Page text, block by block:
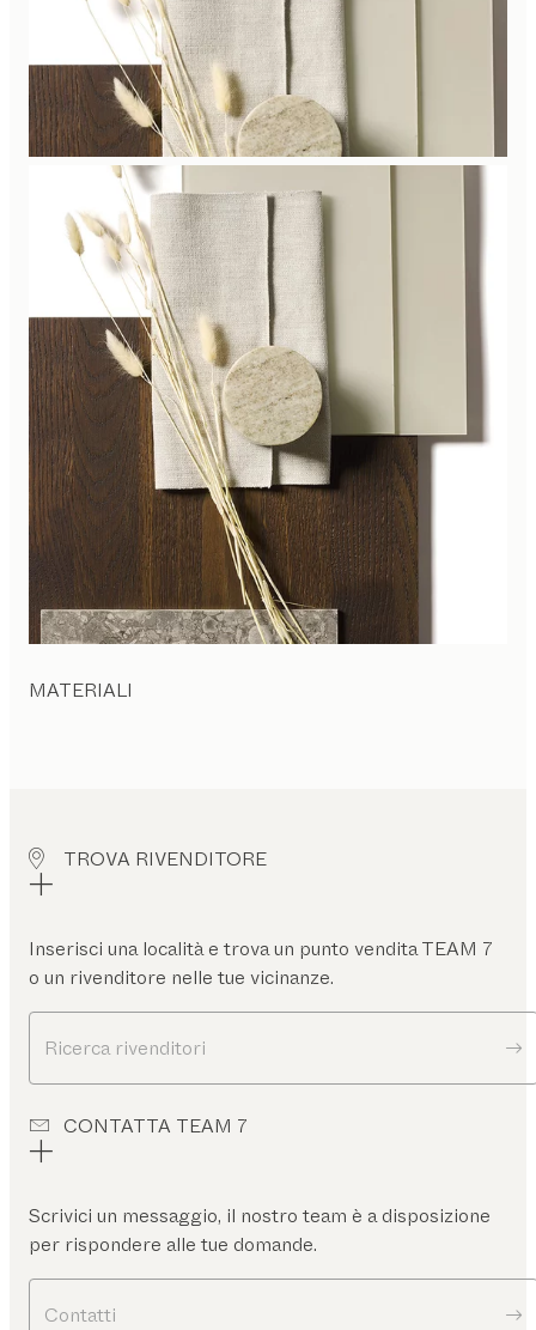
MATERIALI
TROVA RIVENDITORE
Inserisci una località e trova un punto vendita TEAM 7
o un rivenditore nelle tue vicinanze.
Ricerca rivenditori
CONTATTA TEAM 7
Scrivici un messaggio, il nostro team è a disposizione
per rispondere alle tue domande.
Contatti